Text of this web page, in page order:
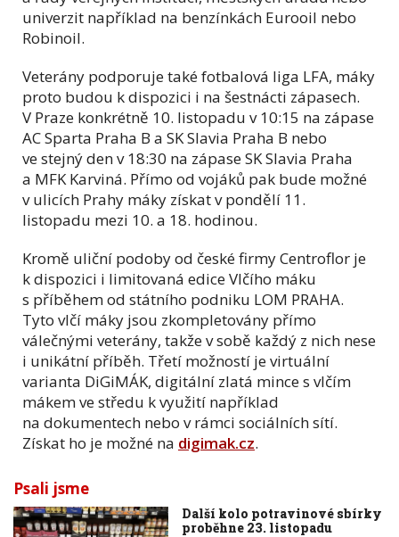
univerzit například na benzínkách Eurooil nebo
Robinoil.
Veterány podporuje také fotbalová liga LFA, máky
proto budou k dispozici i na šestnácti zápasech.
V Praze konkrétně 10. listopadu v 10:15 na zápase
AC Sparta Praha B a SK Slavia Praha B nebo
ve stejný den v 18:30 na zápase SK Slavia Praha
a MFK Karviná. Přímo od vojáků pak bude možné
v ulicích Prahy máky získat v pondělí 11.
listopadu mezi 10. a 18. hodinou.
Kromě uliční podoby od české firmy Centroflor je
k dispozici i limitovaná edice Vlčího máku
s příběhem od státního podniku LOM PRAHA.
Tyto vlčí máky jsou zkompletovány přímo
válečnými veterány, takže v sobě každý z nich nese
i unikátní příběh. Třetí možností je virtuální
varianta DiGiMÁK, digitální zlatá mince s vlčím
mákem ve středu k využití například
na dokumentech nebo v rámci sociálních sítí.
Získat ho je možné na digimak.cz.
Psali jsme
Další kolo potravinové sbírky
proběhne 23. listopadu